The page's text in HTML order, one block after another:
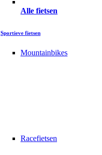
Alle fietsen
Sportieve fietsen
Mountainbikes
Racefietsen